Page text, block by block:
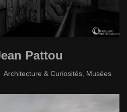
Pattou
Architecture & Curiosités Musées